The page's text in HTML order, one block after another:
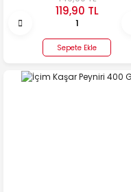
119,90 TL
Sepete Ekle